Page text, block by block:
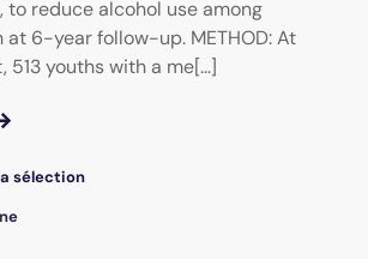
to reduce alcohol use among
at 6-year follow-up. METHOD: At
513 youths with a me[...]
sélection